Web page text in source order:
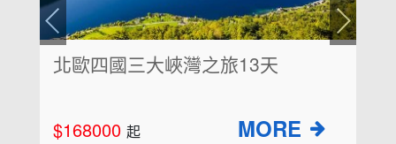
北歐+冰島四晚經典五國15天(芬蘭.
$269000 起